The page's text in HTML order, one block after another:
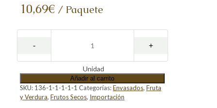
10,69€ / Paquete
Unidad
Añadir al carrito
SKU: 136-1-1-1-1-1 Categorías:Envasados, Fruta
y Verdura, Frutos Secos, Importación